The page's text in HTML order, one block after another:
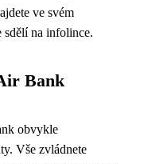
ve svém
sdělí na infolince.
Bank
obvykle
Vše zvládnete